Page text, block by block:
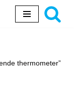
thermometer”